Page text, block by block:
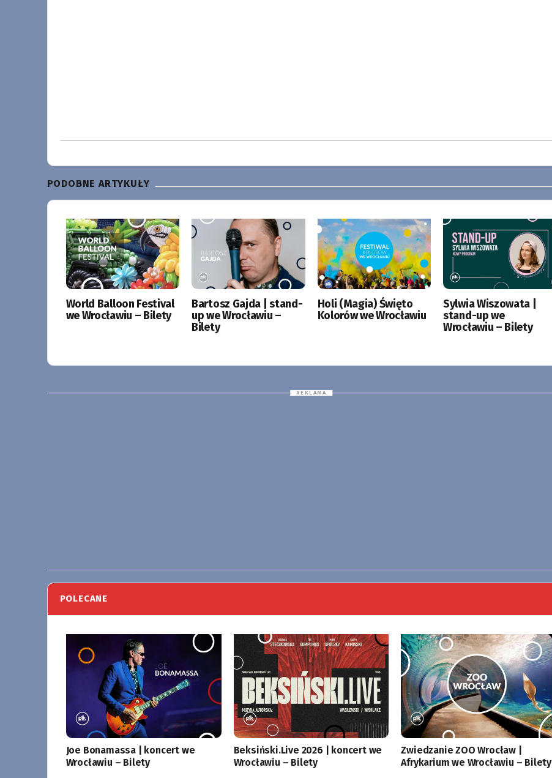
PODOBNE ARTYKUŁY
World Balloon Festival
we Wrocławiu – Bilety
Bartosz Gajda | stand-
up we Wrocławiu –
Bilety
Holi (Magia) Święto
Kolorów we Wrocławiu
Sylwia Wiszowata |
stand-up we
Wrocławiu – Bilety
POLECANE
Joe Bonamassa | koncert we
Wrocławiu – Bilety
Beksiński.Live 2026 | koncert we
Wrocławiu – Bilety
Zwiedzanie ZOO Wrocław |
Afrykarium we Wrocławiu – Bilety